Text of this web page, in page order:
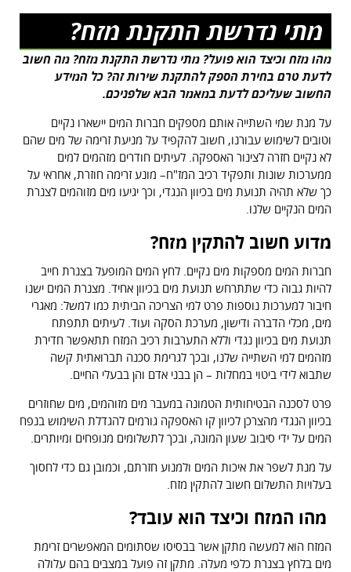
מתי נדרשת התקנת מזח?
מהו מזח וכיצד הוא פועל? מתי נדרשת התקנת מזח? מה חשוב
לדעת טרם בחירת הספק להתקנת שירות זה? כל המידע
החשוב שעליכם לדעת במאמר הבא שלפניכם.
על מנת שמי השתייה אותם מספקים חברות המים יישארו נקיים
וטובים לשימוש עבורנו, חשוב להקפיד על מניעת זרימה של מים שהם
לא נקיים חזרה לצינור האספקה. לעיתים חודרים מזהמים למים
ממערכות שונות ותפקיד רכיב המז"ח– מונע זרימה חוזרת, אחראי על
כך שלא תהיה תנועת מים בכיוון הנגדי, וכך יגיעו מים מזוהמים לצנרת
המים הנקיים שלנו.
מדוע חשוב להתקין מזח?
חברות המים מספקות מים נקיים. לחץ המים המופעל בצנרת חייב
להיות גבוה כדי שתתרחש תנועת מים בכיוון אחיד. מצנרת המים ישנו
חיבור למערכות נוספות פרט למי הצריכה הביתית כמו למשל: מאגרי
מים, מכלי הדברה ודישון, מערכת הסקה ועוד. לעיתים תתפתח
תנועת מים בכיוון נגדי וללא התערבות רכיב המזח תתאפשר חדירת
מזהמים למי השתייה שלנו, ובכך לגרימת סכנה תברואתית קשה
שתבוא לידי ביטוי במחלות – הן בבני אדם והן בבעלי החיים.
פרט לסכנה הבטיחותית הטמונה במעבר מים מזוהמים, מים שחוזרים
בכיוון הנגדי מהצרכן לכיוון קו האספקה גורמים להגדלת השימוש בנפח
המים על ידי סיבוב שעון המונה, ובכך לתשלומים מנופחים ומיותרים.
על מנת לשפר את איכות המים ולמנוע חזרתם, וכמובן גם כדי לחסוך
בעלויות התשלום חשוב להתקין מזח.
מהו המזח וכיצד הוא עובד?
המזח הוא למעשה מתקן אשר בבסיסו שסתומים המאפשרים זרימת
מים בלחץ בצנרת כלפי מעלה. מתקן זה פועל במצבים בהם עלולה